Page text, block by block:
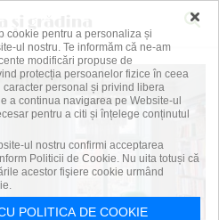
×
cookie pentru a personaliza și
ul nostru. Te informăm că ne-am
modificări propuse de
protecția persoanelor fizice în ceea
personal și privind libera
a continua navigarea pe Website-ul
pentru a citi și înțelege conținutul
ul nostru confirmi acceptarea
Politicii de Cookie. Nu uita totuși că
acestor fişiere cookie urmând
POLITICA DE COOKIE